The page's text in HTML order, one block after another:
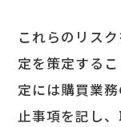
これらのリス
定を策定する
定には購買業
止事項を記し